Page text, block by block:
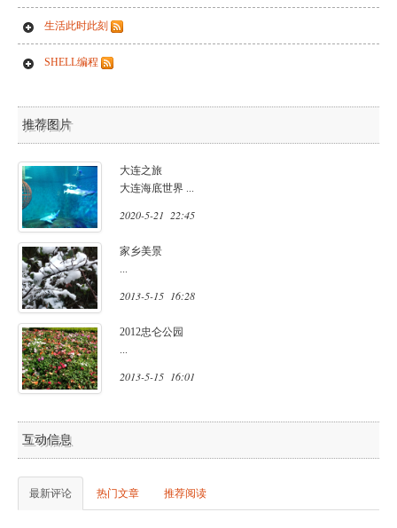
生活此时此刻
SHELL编程
推荐图片
大连之旅
大连海底世界 ...
2020-5-21 22:45
家乡美景
...
2013-5-15 16:28
2012忠仑公园
...
2013-5-15 16:01
互动信息
最新评论 热门文章 推荐阅读